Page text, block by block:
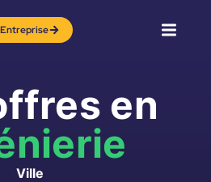
Entreprise
en
Ville